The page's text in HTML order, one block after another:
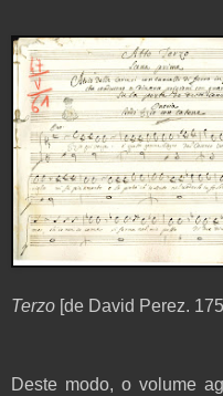
Terzo [de David Perez.
Deste modo, o volume